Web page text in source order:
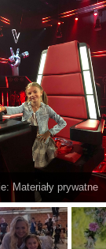
Materiały prywatne